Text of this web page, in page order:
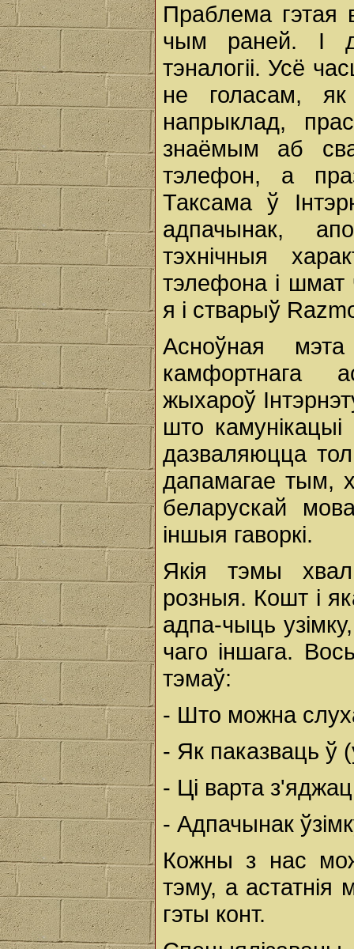
Праблема гэтая
чым раней. І
тэналогіі. Усё
не голасам,
напрыклад,
знаёмым аб
тэлефон, а
Таксама ў
адпачынак,
тэхнічныя
тэлефона і шмат
я і стварыў
Асноўная
камфортнага
жыхароў
што камунікацыі
дазваляюцца
дапамагае тым,
беларускай
іншыя гаворкі.
Якія тэмы
розныя. Кошт і
адпа-чыць
чаго іншага.
тэмаў:
- Што можна
- Як паказваць ў
- Ці варта
- Адпачынак
Кожны з нас
тэму, а астатнія
гэты конт.